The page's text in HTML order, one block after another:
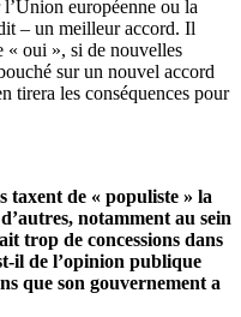
européenne ou la
– un meilleur accord. Il
« oui », si de nouvelles
sur un nouvel accord
tirera les conséquences pour
taxent de « populiste » la
notamment au sein
trop de concessions dans
il de l’opinion publique
que son gouvernement a